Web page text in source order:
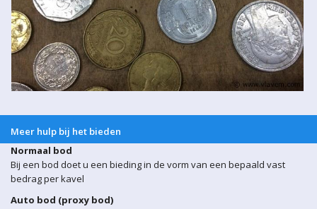
Meer hulp bij het bieden
Normaal bod
Bij een bod doet u een bieding in de vorm van een bepaald vast
bedrag per kavel
Auto bod (proxy bod)